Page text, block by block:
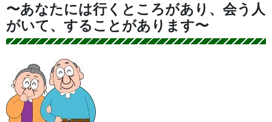
〜あなたには行くところがあり、会う人
がいて、することがあります〜